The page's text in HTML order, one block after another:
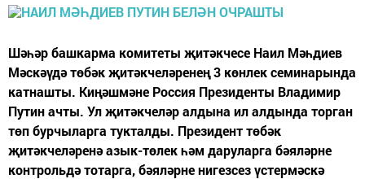
Шәһәр башкарма комитеты җитәкчесе Наил Мәһдиев
Мәскәүдә төбәк җитәкчеләренең 3 көнлек семинарында
катнашты. Киңәшмәне Россия Президенты Владимир
Путин ачты. Ул җитәкчеләр алдына ил алдында торган
төп бурчыларга тукталды. Президент төбәк
җитәкчеләренә азык-төлек һәм даруларга бәяләрне
контрольдә тотарга, бәяләрне нигезсез үстермәскә